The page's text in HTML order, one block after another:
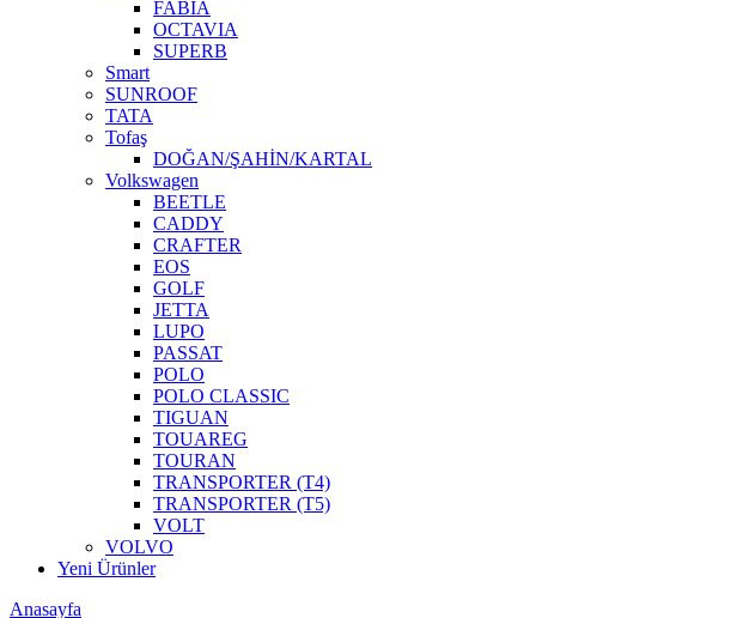
FABIA
OCTAVIA
SUPERB
Smart
SUNROOF
TATA
Tofaş
DOĞAN/ŞAHİN/KARTAL
Volkswagen
BEETLE
CADDY
CRAFTER
EOS
GOLF
JETTA
LUPO
PASSAT
POLO
POLO CLASSIC
TIGUAN
TOUAREG
TOURAN
TRANSPORTER (T4)
TRANSPORTER (T5)
VOLT
VOLVO
Yeni Ürünler
Anasayfa